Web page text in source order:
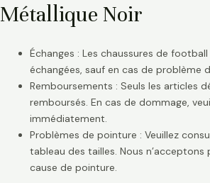
Métallique Noir
Échanges : Les chaussures de
échangées, sauf en cas de problème
Remboursements : Seuls les articles
remboursés. En cas de dommage,
immédiatement.
Problèmes de pointure : Veuillez
tableau des tailles. Nous
cause de pointure.